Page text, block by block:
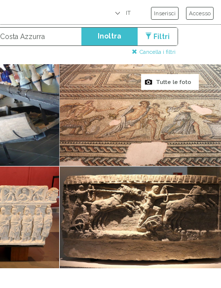
Inserisci Accesso
Inoltra Filtri
Cancella i filtri
Tutte le foto